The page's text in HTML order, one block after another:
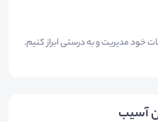
خود مدیریت و به درستی ابراز کنیم.
آسیب